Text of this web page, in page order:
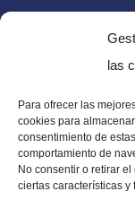
las
Para ofrecer las
cookies para
consentimiento de
comportamiento de
No consentir o retirar
ciertas características y
E-mail